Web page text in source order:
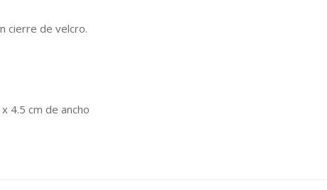
cierre de velcro.
4.5 cm de ancho